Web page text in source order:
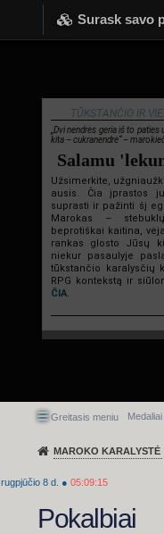
Surask savo
TŪKSTANČIO IR
„Dvi nendrės geria iš to
kita – cukranendrė“ –
Užsimerkite,
ausis. Čia įprastos
suprasti ir pažinti šį
Marokas –
beprotiškai kaitina,
rankas glosto Jūsų
niekur pasaulyje
tūkstančio karalysčių
RPG kontekstą ir
ČIA.
Greitasis meniu Medaliai
MAROKO KARALYSTĖ
rugpjūčio 8 d. ● 05:09:15
Pokalbiai